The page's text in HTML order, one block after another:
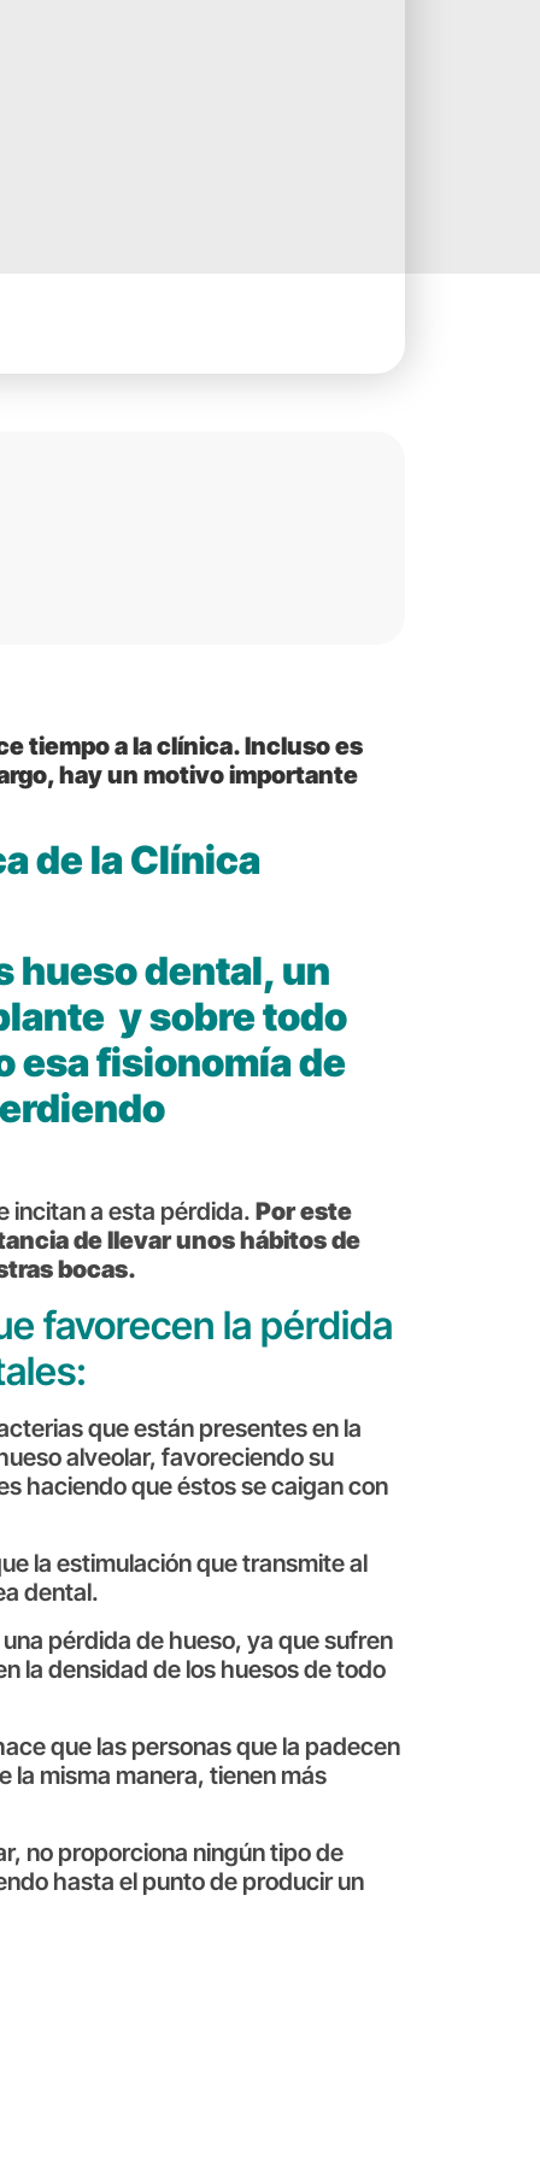
tiempo a la clínica. Incluso es
hay un motivo importante
de la Clínica
hueso dental, un
y sobre todo
esa fisionomía de
incitan a esta pérdida. Por este
de llevar unos hábitos de
bocas.
favorecen la pérdida
que están presentes en la
alveolar, favoreciendo su
haciendo que éstos se caigan con
la estimulación que transmite al
dental.
pérdida de hueso, ya que sufren
la densidad de los huesos de todo
que las personas que la padecen
la misma manera, tienen más
no proporciona ningún tipo de
hasta el punto de producir un